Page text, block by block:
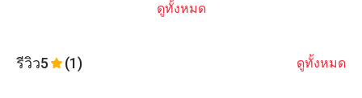
ดูทั้งหมด
รีวิว5 (1) ดูทั้งหมด